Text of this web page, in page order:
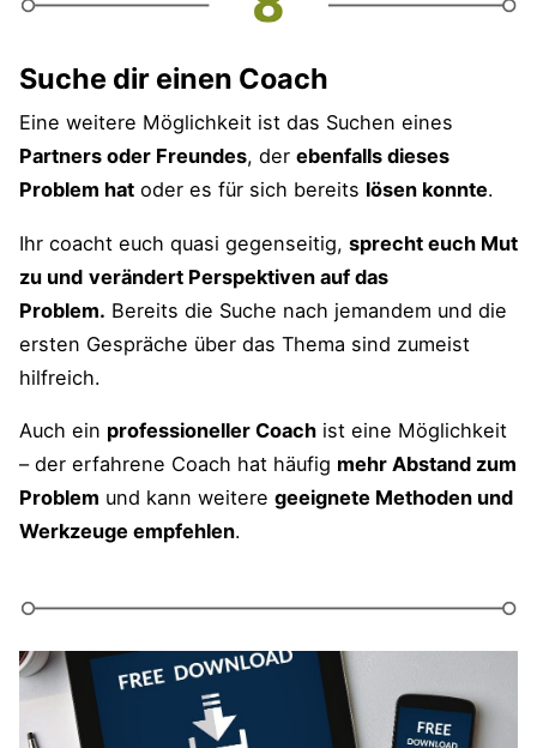
Suche dir einen Coach
Eine weitere Möglichkeit ist das Suchen eines
Partners oder Freundes, der ebenfalls dieses
Problem hat oder es für sich bereits lösen konnte.
Ihr coacht euch quasi gegenseitig, sprecht euch Mut
zu und verändert Perspektiven auf das
Problem. Bereits die Suche nach jemandem und die
ersten Gespräche über das Thema sind zumeist
hilfreich.
Auch ein professioneller Coach ist eine Möglichkeit
– der erfahrene Coach hat häufig mehr Abstand zum
Problem und kann weitere geeignete Methoden und
Werkzeuge empfehlen.